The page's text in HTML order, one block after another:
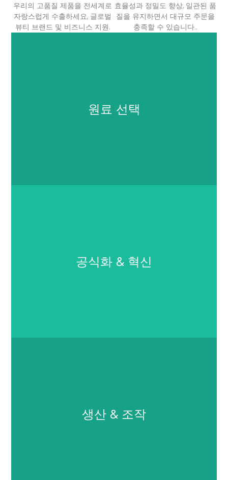
우리의 고품질 제품을 전세계로
자랑스럽게 수출하세요, 글로벌
뷰티 브랜드 및 비즈니스 지원.
효율성과 정밀도 향상, 일관된 품
질을 유지하면서 대규모 주문을
충족할 수 있습니다..
원료 선택
를 공급받습니다., 모든 제품이 최고의 안전 및 성능 표준을 충
공식화 & 혁신
신적인 제제를 만듭니다.. 모든 새로운 공식은 성능과 규정 준
생산 & 조작